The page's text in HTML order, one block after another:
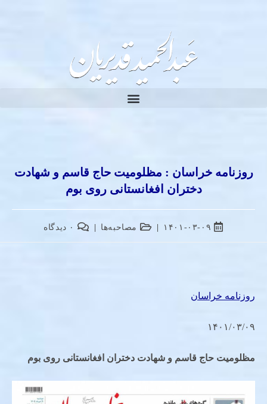
روزنامه خراسان : مظلومیت حاج قاسم و شهادت
دختران افغانستانی روی بوم
۱۴۰۱-۰۳-۰۹ مصاحبه‌ها ۰ دیدگاه
روزنامه خراسان
۱۴۰۱/۰۳/۰۹
مظلومیت حاج قاسم و شهادت دختران افغانستانی روی بوم